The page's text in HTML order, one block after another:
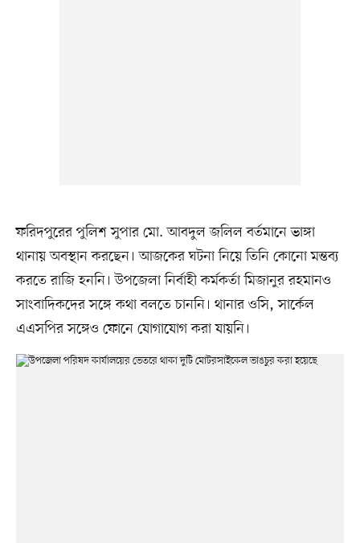
ফরিদপুরের পুলিশ সুপার মো. আবদুল জলিল বর্তমানে ভাঙ্গা
থানায় অবস্থান করছেন। আজকের ঘটনা নিয়ে তিনি কোনো মন্তব্য
করতে রাজি হননি। উপজেলা নির্বাহী কর্মকর্তা মিজানুর রহমানও
সাংবাদিকদের সঙ্গে কথা বলতে চাননি। থানার ওসি, সার্কেল
এএসপির সঙ্গেও ফোনে যোগাযোগ করা যায়নি।